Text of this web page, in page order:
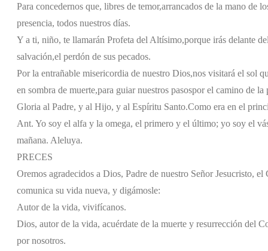
Para concedernos que, libres de temor,arrancados de la mano de
presencia, todos nuestros días.
Y a ti, niño, te llamarán Profeta del Altísimo,porque irás delante
salvación,el perdón de sus pecados.
Por la entrañable misericordia de nuestro Dios,nos visitará el sol
en sombra de muerte,para guiar nuestros pasospor el camino de la
Gloria al Padre, y al Hijo, y al Espíritu Santo.Como era en el
Ant. Yo soy el alfa y la omega, el primero y el último; yo soy el
mañana. Aleluya.
PRECES
Oremos agradecidos a Dios, Padre de nuestro Señor Jesucristo,
comunica su vida nueva, y digámosle:
Autor de la vida, vivifícanos.
Dios, autor de la vida, acuérdate de la muerte y resurrección del
por nosotros.